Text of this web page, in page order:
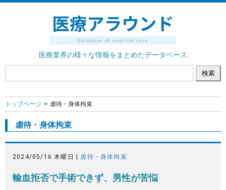
医療業界の様々な情報をまとめたデータベース
トップページ 虐待・身体拘束
虐待・身体拘束
2024/05/16 木曜日 | 虐待・身体拘束
輸血拒否で手術できず、男性が苦悩